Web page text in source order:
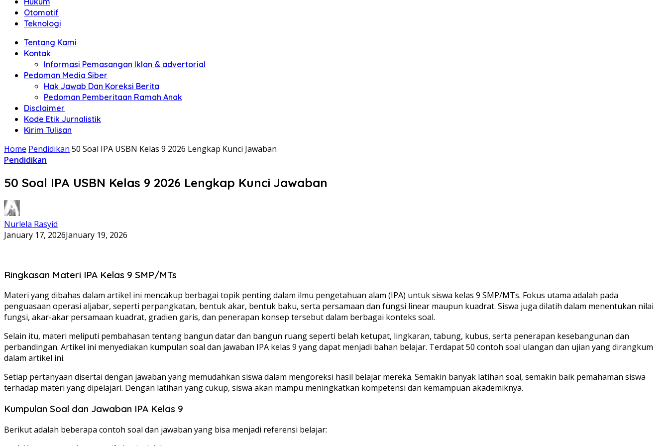
Otomotif
Teknologi
Tentang Kami
Kontak
Informasi Pemasangan Iklan & advertorial
Pedoman Media Siber
Hak Jawab Dan Koreksi Berita
Pedoman Pemberitaan Ramah Anak
Disclaimer
Kode Etik Jurnalistik
Kirim Tulisan
Home Pendidikan 50 Soal IPA USBN Kelas 9 2026 Lengkap Kunci Jawaban
Pendidikan
50 Soal IPA USBN Kelas 9 2026 Lengkap Kunci Jawaban
Nurlela Rasyid
January 17, 2026January 19, 2026
Ringkasan Materi IPA Kelas 9 SMP/MTs
Materi yang dibahas dalam artikel ini mencakup berbagai topik penting dalam ilmu pengetahuan alam (IPA) untuk siswa kelas 9 SMP/MTs. Fokus utama adalah pada
penguasaan operasi aljabar, seperti perpangkatan, bentuk akar, bentuk baku, serta persamaan dan fungsi linear maupun kuadrat. Siswa juga dilatih dalam menentukan nilai
fungsi, akar-akar persamaan kuadrat, gradien garis, dan penerapan konsep tersebut dalam berbagai konteks soal.
Selain itu, materi meliputi pembahasan tentang bangun datar dan bangun ruang seperti belah ketupat, lingkaran, tabung, kubus, serta penerapan kesebangunan dan
perbandingan. Artikel ini menyediakan kumpulan soal dan jawaban IPA kelas 9 yang dapat menjadi bahan belajar. Terdapat 50 contoh soal ulangan dan ujian yang dirangkum
dalam artikel ini.
Setiap pertanyaan disertai dengan jawaban yang memudahkan siswa dalam mengoreksi hasil belajar mereka. Semakin banyak latihan soal, semakin baik pemahaman siswa
terhadap materi yang dipelajari. Dengan latihan yang cukup, siswa akan mampu meningkatkan kompetensi dan kemampuan akademiknya.
Kumpulan Soal dan Jawaban IPA Kelas 9
Berikut adalah beberapa contoh soal dan jawaban yang bisa menjadi referensi belajar: